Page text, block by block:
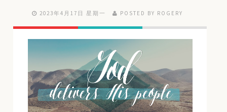
2023年4月17日 星期一 POSTED BY ROGERY